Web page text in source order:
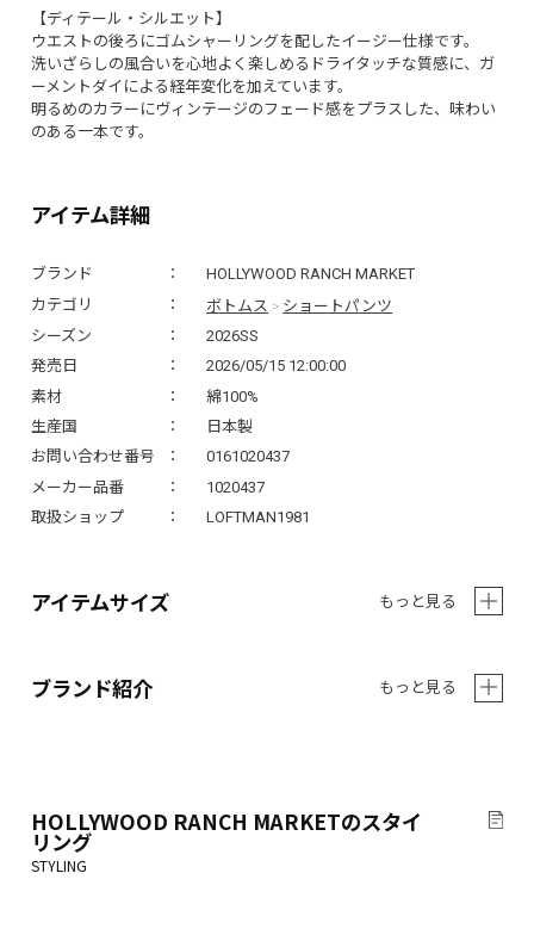
アイテム詳細
ブランド
HOLLYWOOD RANCH MARKET
カテゴリ
ボトムス > ショートパンツ
シーズン
2026SS
発売日
2026/05/15 12:00:00
素材
綿100%
生産国
日本製
お問い合わせ番号
0161020437
メーカー品番
1020437
取扱ショップ
LOFTMAN1981
【ディテール・シルエット】
ウエストの後ろにゴムシャーリングを配したイージー仕様です。
洗いざらしの風合いを心地よく楽しめるドライタッチな質感に、ガ
ーメントダイによる経年変化を加えています。
明るめのカラーにヴィンテージのフェード感をプラスした、味わい
のある一本です。
アイテムサイズ もっと見る
ブランド紹介 もっと見る
HOLLYWOOD RANCH MARKETのスタイ
リング